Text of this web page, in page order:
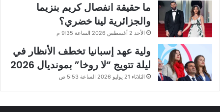
ما حقيقة انفصال كريم بنزيما
والجزائرية لينا خضري؟
الأحد 2 أغسطس 2026 الساعة 9:35 م
ولية عهد إسبانيا تخطف الأنظار في
ليلة تتويج “لا روخا” بمونديال 2026
الثلاثاء 21 يوليو 2026 الساعة 5:53 ص